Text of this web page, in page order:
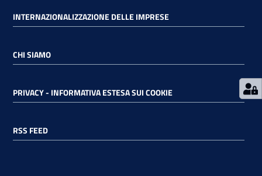
INTERNAZIONALIZZAZIONE DELLE IMPRESE
CHI SIAMO
PRIVACY - INFORMATIVA ESTESA SUI COOKIE
RSS FEED